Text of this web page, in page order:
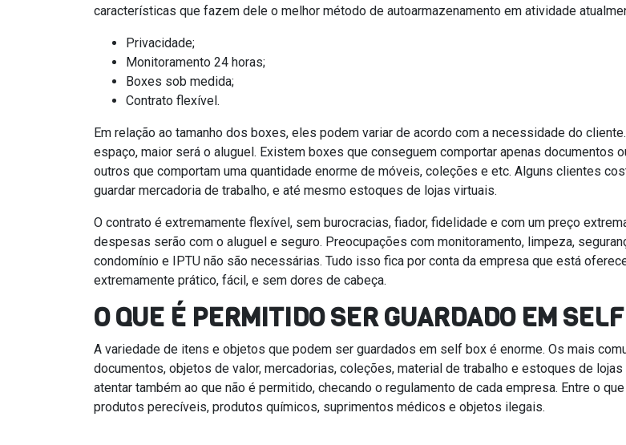
características que fazem dele o melhor método de autoarmazenamento em atividade
Privacidade;
Monitoramento 24 horas;
Boxes sob medida;
Contrato flexível.
Em relação ao tamanho dos boxes, eles podem variar de acordo com a necessidade do
espaço, maior será o aluguel. Existem boxes que conseguem comportar apenas documentos
outros que comportam uma quantidade enorme de móveis, coleções e etc. Alguns clientes
guardar mercadoria de trabalho, e até mesmo estoques de lojas virtuais.
O contrato é extremamente flexível, sem burocracias, fiador, fidelidade e com um preço
despesas serão com o aluguel e seguro. Preocupações com monitoramento, limpeza,
condomínio e IPTU não são necessárias. Tudo isso fica por conta da empresa que está
extremamente prático, fácil, e sem dores de cabeça.
O QUE É PERMITIDO SER GUARDADO EM
A variedade de itens e objetos que podem ser guardados em self box é enorme. Os mais
documentos, objetos de valor, mercadorias, coleções, material de trabalho e estoques de
atentar também ao que não é permitido, checando o regulamento de cada empresa. Entre o
produtos perecíveis, produtos químicos, suprimentos médicos e objetos ilegais.